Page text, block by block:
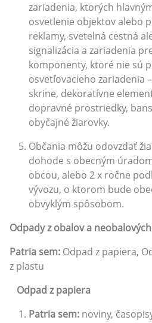
zariadenia, ktorých
osvetlenie objektov alebo
reklamy, svetelná cestná
signalizácia a zariadenia
komponenty, ktoré nie sú
osvetľovacieho zariadenia
skrine, dekoratívne
dopravné prostriedky,
obyčajné žiarovky.
Občania môžu odovzdať
dohode s obecným
obcou, alebo 2 x ročne
vývozu, o ktorom bude
obvyklým spôsobom.
Odpady z obalov a
Patria sem: Odpad z papiera,
z plastu
Odpad z papiera
Patria sem: noviny,